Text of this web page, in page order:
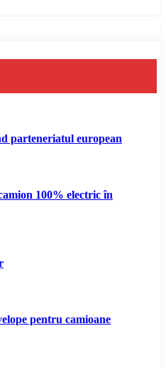
parteneriatul european
100% electric în
pentru camioane